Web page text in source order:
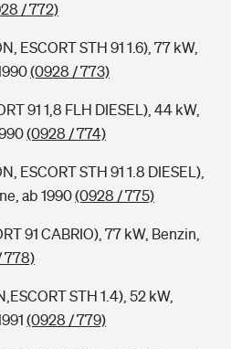
/ 772)
ESCORT STH 91 1.6), 77 kW,
(0928 / 773)
91 1,8 FLH DIESEL), 44 kW,
(0928 / 774)
ESCORT STH 91 1.8 DIESEL),
ab 1990(0928 / 775)
91 CABRIO), 77 kW, Benzin,
778)
STH 1.4), 52 kW,
(0928 / 779)